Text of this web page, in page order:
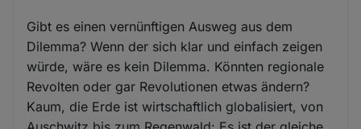
Gibt es einen vernünftigen Ausweg aus dem
Dilemma? Wenn der sich klar und einfach zeigen
würde, wäre es kein Dilemma. Könnten regionale
Revolten oder gar Revolutionen etwas ändern?
Kaum, die Erde ist wirtschaftlich globalisiert, von